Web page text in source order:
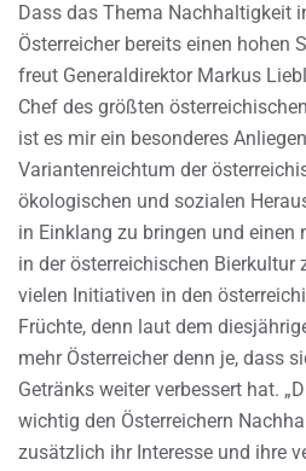
Dass das Thema Nachhaltigkeit
Österreicher bereits einen hohen
freut Generaldirektor Markus
Chef des größten
ist es mir ein besonderes
Variantenreichtum der
ökologischen und sozialen
in Einklang zu bringen und
in der österreichischen Bierkultur
vielen Initiativen in den
Früchte, denn laut dem
mehr Österreicher denn je, dass
Getränks weiter verbessert hat.
wichtig den Österreichern
zusätzlich ihr Interesse und ihre